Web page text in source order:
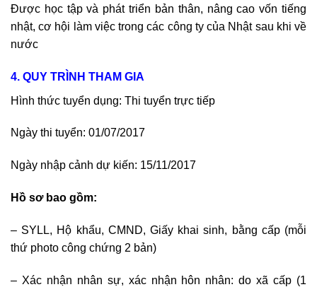
Được học tập và phát triển bản thân, nâng cao vốn tiếng
nhật, cơ hội làm việc trong các công ty của Nhật sau khi về
nước
4. QUY TRÌNH THAM GIA
Hình thức tuyển dụng: Thi tuyển trực tiếp
Ngày thi tuyển: 01/07/2017
Ngày nhập cảnh dự kiến: 15/11/2017
Hồ sơ bao gồm:
– SYLL, Hộ khẩu, CMND, Giấy khai sinh, bằng cấp (mỗi
thứ photo công chứng 2 bản)
– Xác nhận nhân sự, xác nhận hôn nhân: do xã cấp (1